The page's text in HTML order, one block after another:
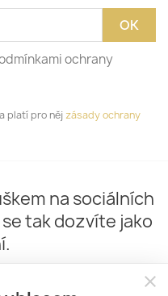
ochrany
platí pro něj zásady ochrany
na sociálních
tak dozvíte jako
close